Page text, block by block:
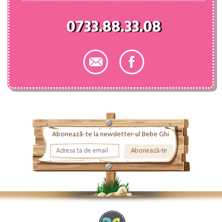
0733.88.33.08
Abonează-te la newsletter-ul Bebe Ghi